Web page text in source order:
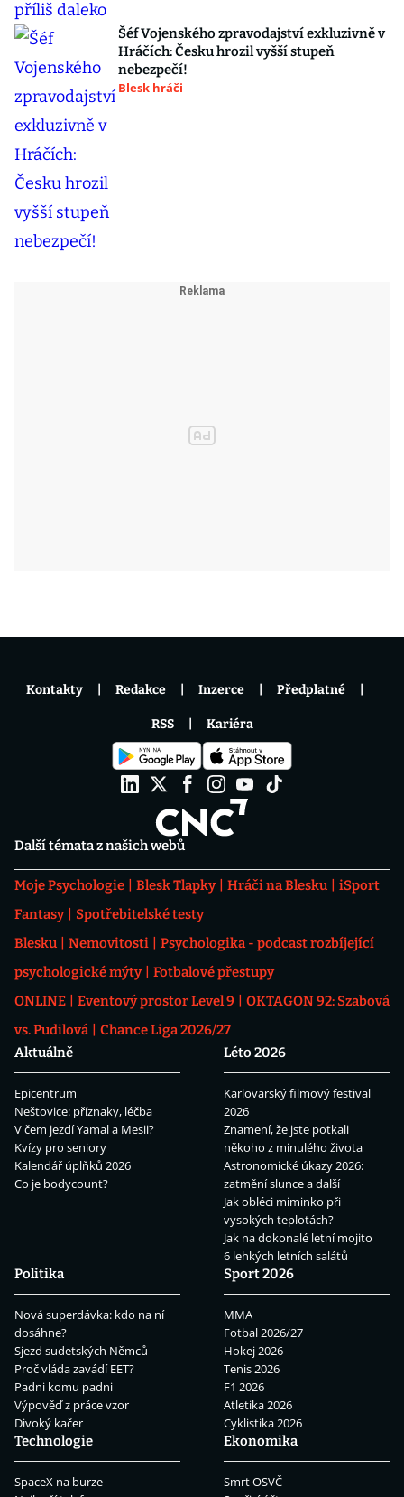
Šéf Vojenského zpravodajství exkluzivně v
Hráčích: Česku hrozil vyšší stupeň
nebezpečí!
Blesk hráči
Další témata z našich webů
Moje Psychologie Blesk Tlapky Hráči na Blesku
iSport
Fantasy
Spotřebitelské testy
Blesku
Nemovitosti
Psychologika - podcast rozbíjející
psychologické mýty
Fotbalové přestupy
ONLINE
Eventový prostor Level 9
OKTAGON 92: Szabová
vs. Pudilová
Chance Liga 2026/27
Aktuálně
Epicentrum
Neštovice: příznaky, léčba
V čem jezdí Yamal a Mesii?
Kvízy pro seniory
Kalendář úplňků 2026
Co je bodycount?
Léto 2026
Karlovarský filmový festival
2026
Znamení, že jste potkali
někoho z minulého života
Astronomické úkazy 2026:
zatmění slunce a další
Jak obléci miminko při
vysokých teplotách?
Jak na dokonalé letní mojito
6 lehkých letních salátů
Politika
Nová superdávka: kdo na ní
dosáhne?
Sjezd sudetských Němců
Proč vláda zavádí EET?
Padni komu padni
Výpověď z práce vzor
Divoký kačer
Sport 2026
MMA
Fotbal 2026/27
Hokej 2026
Tenis 2026
F1 2026
Atletika 2026
Cyklistika 2026
Technologie
SpaceX na burze
Ekonomika
Smrt OSVČ
Kontakty Redakce Inzerce Předplatné
RSS Kariéra